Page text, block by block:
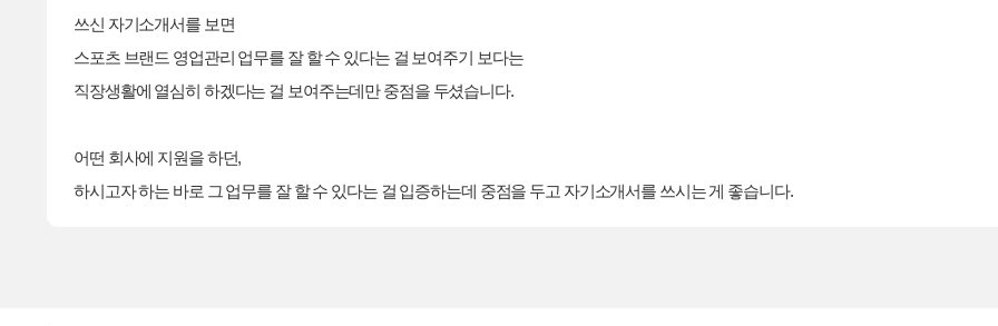
쓰신 자기소개서를 보면
스포츠 브랜드 영업관리 업무를 잘 할 수 있다는 걸 보여주기 보다는
직장생활에 열심히 하겠다는 걸 보여주는데만 중점을 두셨습니다.
어떤 회사에 지원을 하던,
하시고자 하는 바로 그 업무를 잘 할 수 있다는 걸 입증하는데 중점을 두고 자기소개서를 쓰시는 게 좋습니다.